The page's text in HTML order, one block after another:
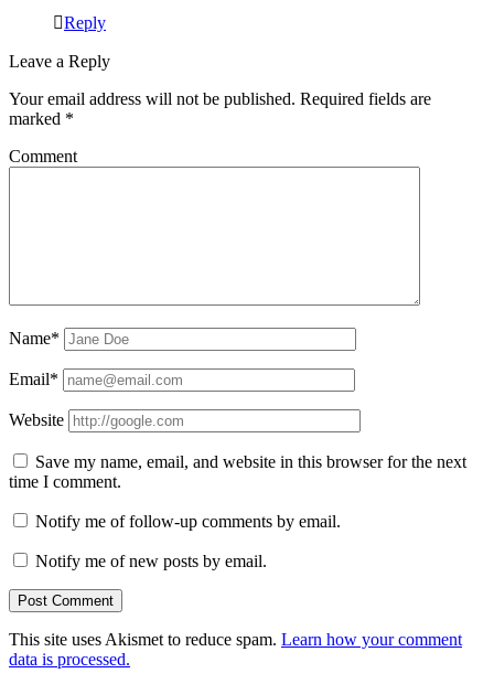
Reply
Leave a Reply
Your email address will not be published. Required fields are
marked *
Comment
Name*
Email*
Website
Save my name, email, and website in this browser for the next
time I comment.
Notify me of follow-up comments by email.
Notify me of new posts by email.
This site uses Akismet to reduce spam. Learn how your comment
data is processed.